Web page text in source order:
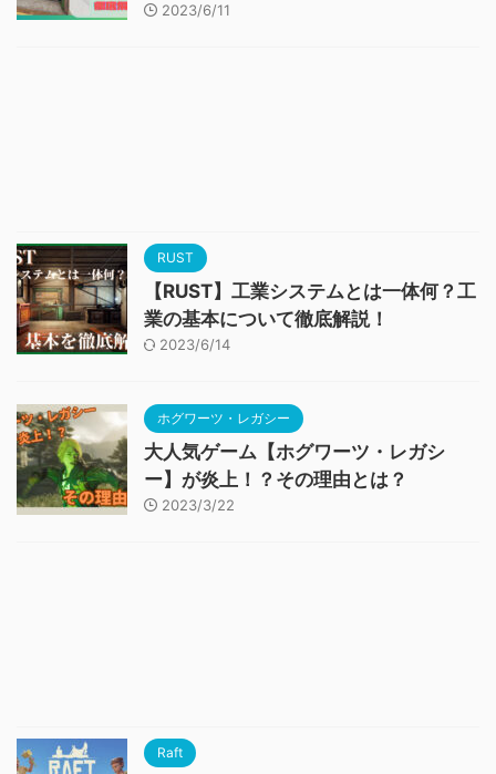
2023/6/11
RUST
【RUST】工業システムとは一体何？工
業の基本について徹底解説！
2023/6/14
ホグワーツ・レガシー
大人気ゲーム【ホグワーツ・レガシ
ー】が炎上！？その理由とは？
2023/3/22
Raft